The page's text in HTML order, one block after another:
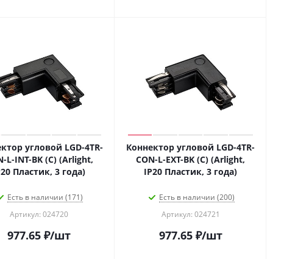
угловой LGD-4TR-
L-INT-BK (C) (Arlight,
Пластик, 3 года)
Есть в наличии (171)
Артикул: 024720
977.65₽/шт
Коннектор угловой LGD-4TR-
CON-L-EXT-BK (C) (Arlight,
IP20 Пластик, 3 года)
Есть в наличии (200)
Артикул: 024721
977.65₽/шт